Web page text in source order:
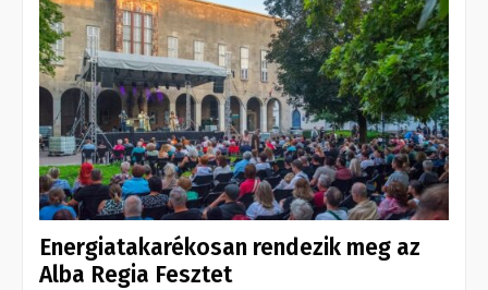
Energiatakarékosan rendezik meg az
Alba Regia Fesztet